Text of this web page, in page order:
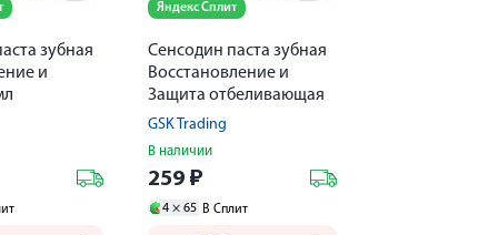
зубная
и
Яндекс Сплит
Сенсодин паста зубная
Восстановление и
Защита отбеливающая
75мл
GSK Trading
В наличии
259 ₽
4 × 65 В Сплит